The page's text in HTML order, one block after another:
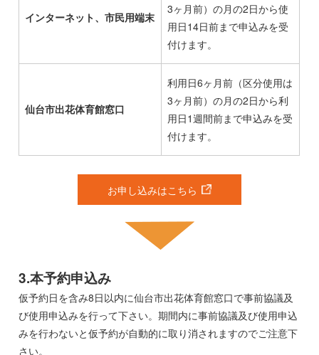
インターネット、市民用端末
3ヶ月前）の月の2日から使
用日14日前まで申込みを受
付けます。
仙台市出花体育館窓口
利用日6ヶ月前（区分使用は
3ヶ月前）の月の2日から利
用日1週間前まで申込みを受
付けます。
お申し込みはこちら
3.本予約申込み
仮予約日を含み8日以内に仙台市出花体育館窓口で事前協議及
び使用申込みを行って下さい。期間内に事前協議及び使用申込
みを行わないと仮予約が自動的に取り消されますのでご注意下
さい。